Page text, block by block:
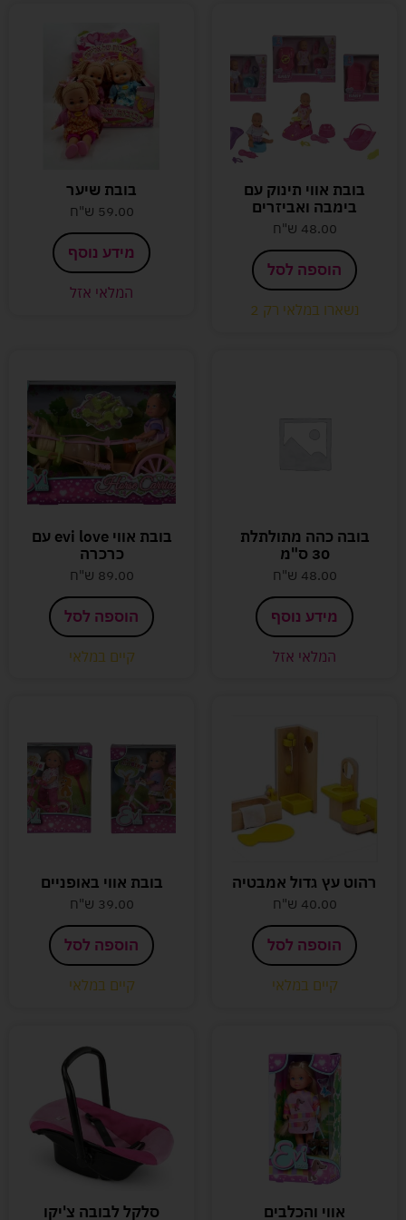
בובת אווי תינוק עם
בימבה ואביזרים
48.00 ש"ח
הוספה לסל
נשארו במלאי רק 2
בובת שיער
59.00 ש"ח
מידע נוסף
המלאי אזל
בובה כהה מתולתלת
30 ס"מ
48.00 ש"ח
מידע נוסף
המלאי אזל
בובת אווי evi love עם
כרכרה
89.00 ש"ח
הוספה לסל
קיים במלאי
רהוט עץ גדול אמבטיה
40.00 ש"ח
הוספה לסל
קיים במלאי
בובת אווי באופניים
39.00 ש"ח
הוספה לסל
קיים במלאי
אווי והכלבים סלקל לבובה צ'יקו